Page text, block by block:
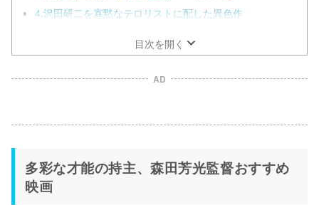
4.沢田研二を寡黙なテロリストに配した異色作
目次を開く
AD
多彩な才能の持主、森田芳光監督おすすめ
映画